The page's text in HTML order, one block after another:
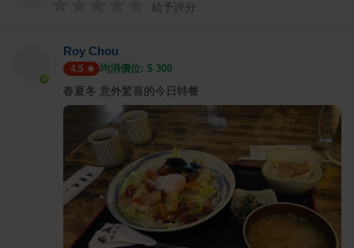
給予評分
Roy Chou
4.5 均消價位: $ 300
春夏冬 意外驚喜的今日特餐